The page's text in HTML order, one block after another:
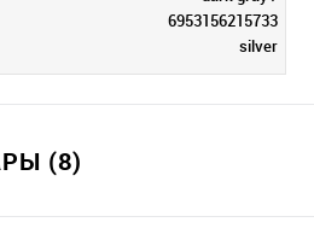
6953156215733
silver
(8)